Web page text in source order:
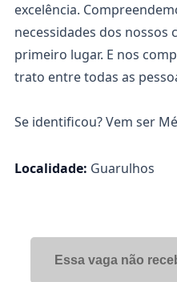
excelência.
necessidades dos nossos
primeiro lugar. E nos
trato entre todas as
Se identificou? Vem ser
Localidade: Guarulhos
Essa vaga não